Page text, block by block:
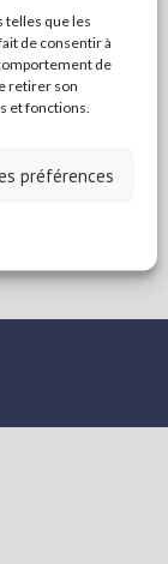
telles que les
de consentir à
de
retirer son
et fonctions.
préférences